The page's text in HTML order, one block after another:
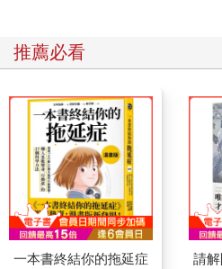
留下蛻變重生後的自己——似乎是這
插在這片土地上的人偶們，應該是
傳，深信不疑的人會帶著人偶來到
才會有這麼多人偶。如果全是一個
快就會風化、遭到遺忘了。
大致看完後，小金笑著轉過來說：
「那麼，如果對這些人偶作怪，我
我也露出微笑，回答：
「嗯，好像會。」
這個地點，被一部分的人稱為「穿
來把人偶插在這裡的人似乎不少，
推薦必看
一本書終結你的拖延症
請